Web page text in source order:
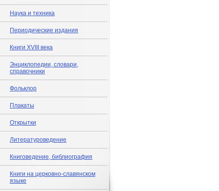
Наука и техника
Периодические издания
Книги XVIII века
Энциклопедии, словари,
справочники
Фольклор
Плакаты
Открытки
Литературоведение
Книговедение, библиография
Книги на церковно-славянском
языке